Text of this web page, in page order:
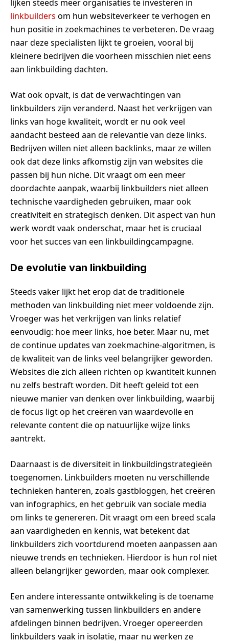
lijken steeds meer organisaties te investeren in
linkbuilders om hun websiteverkeer te verhogen en
hun positie in zoekmachines te verbeteren. De vraag
naar deze specialisten lijkt te groeien, vooral bij
kleinere bedrijven die voorheen misschien niet eens
aan linkbuilding dachten.
Wat ook opvalt, is dat de verwachtingen van
linkbuilders zijn veranderd. Naast het verkrijgen van
links van hoge kwaliteit, wordt er nu ook veel
aandacht besteed aan de relevantie van deze links.
Bedrijven willen niet alleen backlinks, maar ze willen
ook dat deze links afkomstig zijn van websites die
passen bij hun niche. Dit vraagt om een meer
doordachte aanpak, waarbij linkbuilders niet alleen
technische vaardigheden gebruiken, maar ook
creativiteit en strategisch denken. Dit aspect van hun
werk wordt vaak onderschat, maar het is cruciaal
voor het succes van een linkbuildingcampagne.
De evolutie van linkbuilding
Steeds vaker lijkt het erop dat de traditionele
methoden van linkbuilding niet meer voldoende zijn.
Vroeger was het verkrijgen van links relatief
eenvoudig: hoe meer links, hoe beter. Maar nu, met
de continue updates van zoekmachine-algoritmen, is
de kwaliteit van de links veel belangrijker geworden.
Websites die zich alleen richten op kwantiteit kunnen
nu zelfs bestraft worden. Dit heeft geleid tot een
nieuwe manier van denken over linkbuilding, waarbij
de focus ligt op het creëren van waardevolle en
relevante content die op natuurlijke wijze links
aantrekt.
Daarnaast is de diversiteit in linkbuildingstrategieën
toegenomen. Linkbuilders moeten nu verschillende
technieken hanteren, zoals gastbloggen, het creëren
van infographics, en het gebruik van sociale media
om links te genereren. Dit vraagt om een breed scala
aan vaardigheden en kennis, wat betekent dat
linkbuilders zich voortdurend moeten aanpassen aan
nieuwe trends en technieken. Hierdoor is hun rol niet
alleen belangrijker geworden, maar ook complexer.
Een andere interessante ontwikkeling is de toename
van samenwerking tussen linkbuilders en andere
afdelingen binnen bedrijven. Vroeger opereerden
linkbuilders vaak in isolatie, maar nu werken ze